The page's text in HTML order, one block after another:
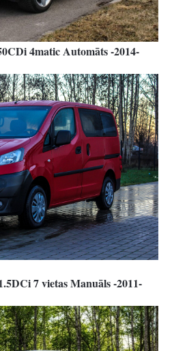
4matic Automāts -2014-
7 vietas Manuāls -2011-